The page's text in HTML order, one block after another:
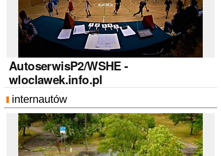
AutoserwisP2/WSHE -
wloclawek.info.pl
internautów